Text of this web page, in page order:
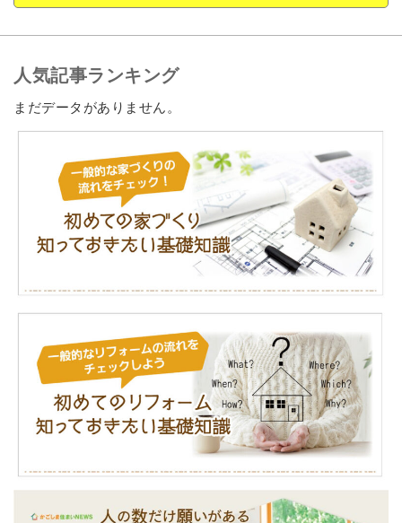
人気記事ランキング
まだデータがありません。